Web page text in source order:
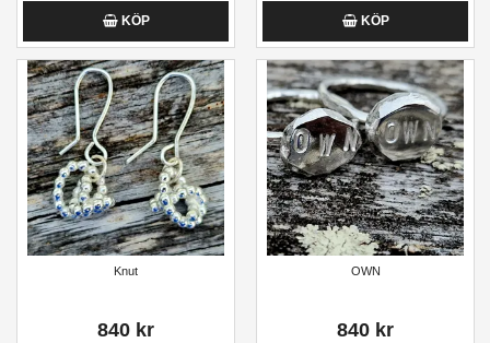
KÖP KÖP
Knut
840 kr
OWN
840 kr